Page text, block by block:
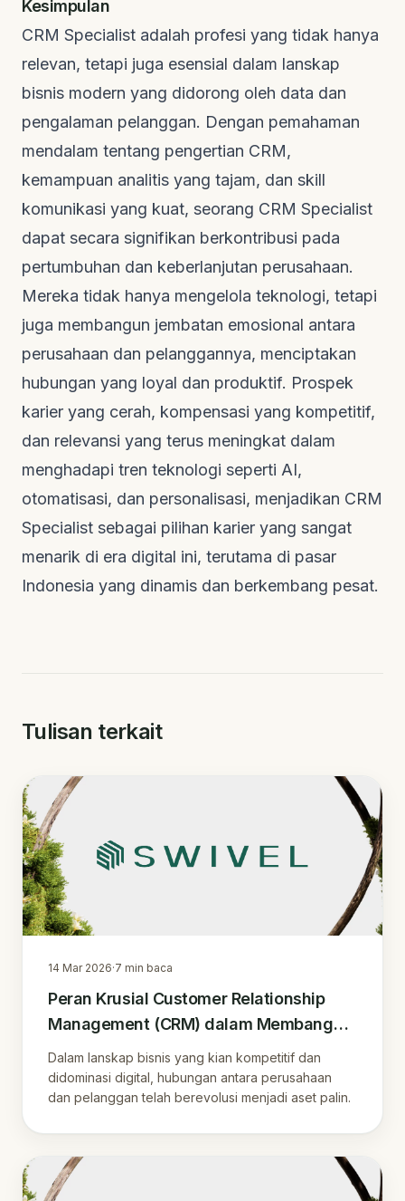
Kesimpulan
CRM Specialist adalah profesi yang tidak hanya
relevan, tetapi juga esensial dalam lanskap
bisnis modern yang didorong oleh data dan
pengalaman pelanggan. Dengan pemahaman
mendalam tentang pengertian CRM,
kemampuan analitis yang tajam, dan skill
komunikasi yang kuat, seorang CRM Specialist
dapat secara signifikan berkontribusi pada
pertumbuhan dan keberlanjutan perusahaan.
Mereka tidak hanya mengelola teknologi, tetapi
juga membangun jembatan emosional antara
perusahaan dan pelanggannya, menciptakan
hubungan yang loyal dan produktif. Prospek
karier yang cerah, kompensasi yang kompetitif,
dan relevansi yang terus meningkat dalam
menghadapi tren teknologi seperti AI,
otomatisasi, dan personalisasi, menjadikan CRM
Specialist sebagai pilihan karier yang sangat
menarik di era digital ini, terutama di pasar
Indonesia yang dinamis dan berkembang pesat.
Tulisan terkait
14 Mar 2026·7 min baca
Peran Krusial Customer Relationship
Management (CRM) dalam Membangun
Kepuasan dan Loyalitas Pelanggan di
Era Digital
Dalam lanskap bisnis yang kian kompetitif dan
didominasi digital, hubungan antara perusahaan
dan pelanggan telah berevolusi menjadi aset palin.